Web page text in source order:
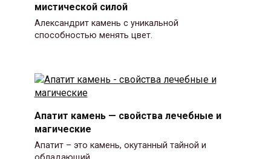
мистической силой
Александрит камень с уникальной
способностью менять цвет.
Апатит камень — свойства лечебные и
магические
Апатит – это камень, окутанный тайной и